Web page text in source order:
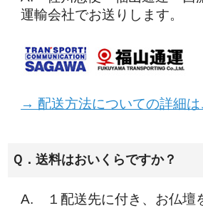
運輸会社でお送りします。
→ 配送方法についての詳細は
Ｑ．送料はおいくらですか？
A. １配送先に付き、お仏壇